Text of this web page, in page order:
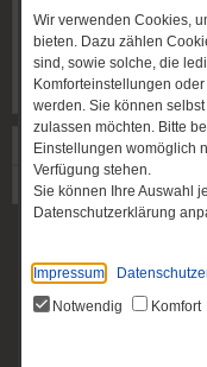
Wir verwenden Cookies,
bieten. Dazu zählen
sind, sowie solche, die
Komforteinstellungen
werden. Sie können
zulassen möchten. Bitte
Einstellungen womöglich
Verfügung stehen.
Sie können Ihre Auswahl
Datenschutzerklärung
Impressum
Notwendig
Komfort
Gremium
Zeitpunkt:
29.07.2021,
Ort: Bürgerhaus
Links
Gremium: Technischer